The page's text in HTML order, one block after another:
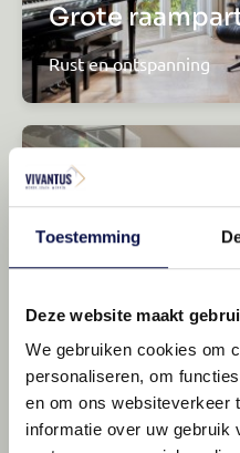
Toestemming
Deze website maakt
We gebruiken cookies om
personaliseren, om
en om ons websiteverkeer
informatie over uw gebruik
Grote
Rust en ontspanning
Een aparte
Extra opslag ruimte